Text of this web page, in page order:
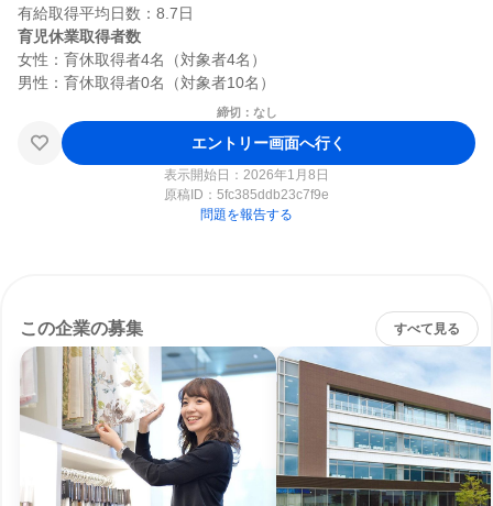
育児休業取得者数
女性：育休取得者4名（対象者4名）
締切：なし
エントリー画面へ行く
表示開始日：2026年1月8日
原稿ID： 5fc385ddb23c7f9e
問題を報告する
この企業の募集 すべて見る